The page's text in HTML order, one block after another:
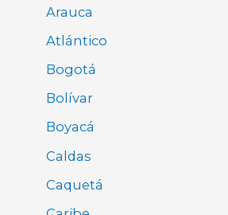
Arauca
Atlántico
Bogotá
Bolívar
Boyacá
Caldas
Caquetá